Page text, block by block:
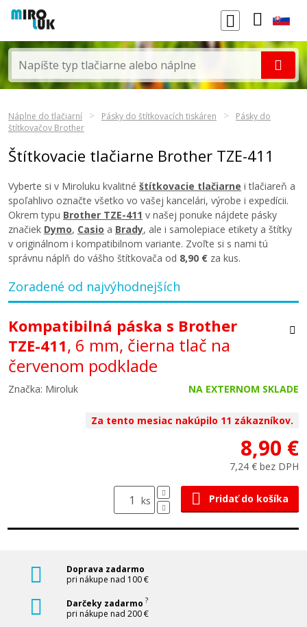
Náplne do tlačiarní Pásky do štítkovacích tiskáren
Pásky do
štítkovačov Brother
Štítkovacie tlačiarne Brother TZE-411
Vyberte si v Miroluku kvalitné štítkovacie tlačiarne i tlačiareň a
spoľahlivo označte všetko vo vašej kancelári, výrobe i expedícii.
Okrem typu Brother TZE-411 v našej ponuke nájdete pásky
značiek Dymo, Casio a Brady, ale i samolepiace etikety a štítky
v originálnom i kompatibilnom variante. Zvoľte si s nami tú
správnu náplň do vášho štítkovača od 8,90 € za kus.
Zoradené od najvýhodnejších
Kompatibilná páska s Brother
TZE-411, 6 mm, čierna tlač na
červenom podklade
Značka: Miroluk NA EXTERNOM SKLADE
Za tento mesiac nakúpilo 11 zákazníkov.
8,90 €
7,24 € bez DPH
ks Pridať do košíka
Doprava zadarmo
pri nákupe nad 100 €
Darčeky zadarmo ?
pri nákupe nad 200 €